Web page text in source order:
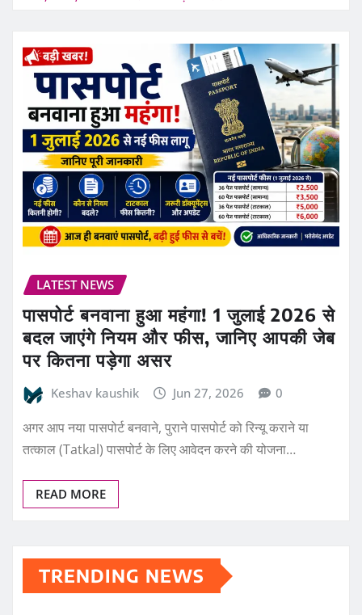
LATEST NEWS
पासपोर्ट बनवाना हुआ महंगा! 1 जुलाई 2026 से
बदल जाएंगे नियम और फीस, जानिए आपकी जेब
पर कितना पड़ेगा असर
Keshav kaushik Jun 27, 2026 0
अगर आप नया पासपोर्ट बनवाने, पुराने पासपोर्ट को रिन्यू कराने या
तत्काल (Tatkal) पासपोर्ट के लिए आवेदन करने की योजना…
READ MORE
TRENDING NEWS